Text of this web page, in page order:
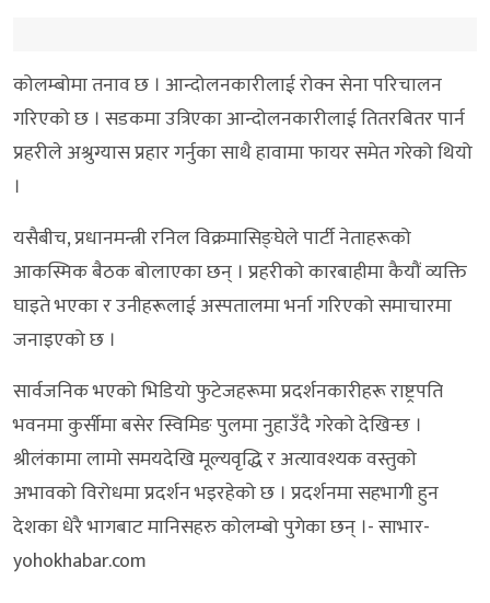
कोलम्बोमा तनाव छ । आन्दोलनकारीलाई रोक्न सेना परिचालन
गरिएको छ । सडकमा उत्रिएका आन्दोलनकारीलाई तितरबितर पार्न
प्रहरीले अश्रुग्यास प्रहार गर्नुका साथै हावामा फायर समेत गरेको थियो
।
यसैबीच, प्रधानमन्त्री रनिल विक्रमासिङ्घेले पार्टी नेताहरूको
आकस्मिक बैठक बोलाएका छन् । प्रहरीको कारबाहीमा कैयौं व्यक्ति
घाइते भएका र उनीहरूलाई अस्पतालमा भर्ना गरिएको समाचारमा
जनाइएको छ ।
सार्वजनिक भएको भिडियो फुटेजहरूमा प्रदर्शनकारीहरू राष्ट्रपति
भवनमा कुर्सीमा बसेर स्विमिङ पुलमा नुहाउँदै गरेको देखिन्छ ।
श्रीलंकामा लामो समयदेखि मूल्यवृद्धि र अत्यावश्यक वस्तुको
अभावको विरोधमा प्रदर्शन भइरहेको छ । प्रदर्शनमा सहभागी हुन
देशका धेरै भागबाट मानिसहरु कोलम्बो पुगेका छन् ।- साभार-
yohokhabar.com